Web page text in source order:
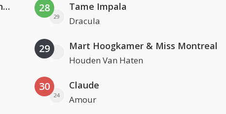
David Guetta, Teddy Swims & Tones And I 28
29
Tame Impala
Dracula
29 Mart Hoogkamer & Miss Montreal
Houden Van Haten
30
24
Claude
Amour